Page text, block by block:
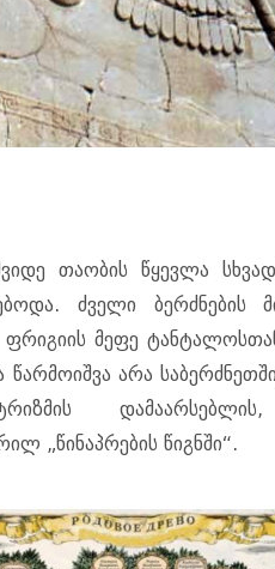
თაობის წყევლა
ძველი ბერძნების
ფრიგიის მეფე
არა
დამაარსებლის,
„წინაპრების წიგნში“.